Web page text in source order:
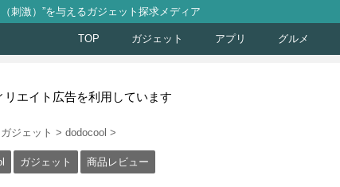
刺激）”を与えるガジェット探求メディア
TOP ガジェット アプリ グルメ
エイト広告を利用しています
ガジェット > dodocool >
ガジェット 商品レビュー